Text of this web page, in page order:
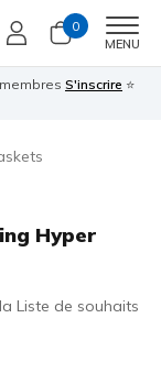
0
MENU
S'inscrire ⭐
Hyper
Liste de souhaits